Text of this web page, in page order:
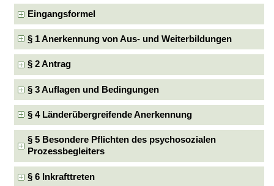
Eingangsformel
§ 1 Anerkennung von Aus- und Weiterbildungen
§ 2 Antrag
§ 3 Auflagen und Bedingungen
§ 4 Länderübergreifende Anerkennung
§ 5 Besondere Pflichten des psychosozialen
Prozessbegleiters
§ 6 Inkrafttreten